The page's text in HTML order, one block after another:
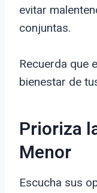
evitar
conjuntas.
Recuerda que
bienestar de
Prioriza
Menor
Escucha sus